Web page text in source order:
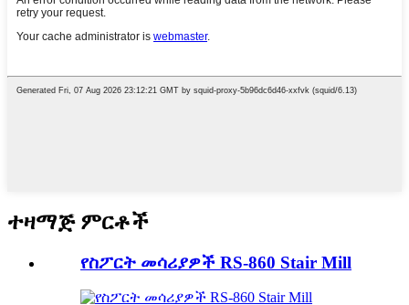
ተዛማጅ ምርቶች
የስፖርት መሳሪያዎች RS-860 Stair Mill